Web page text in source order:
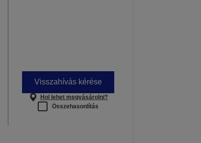
Visszahívás kérése
Hol lehet megvásárolni?
Összehasonlítás